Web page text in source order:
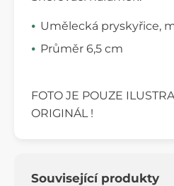
Umělecká pryskyřice,
Průměr 6,5 cm
FOTO JE POUZE
ORIGINÁL !
Související produkty